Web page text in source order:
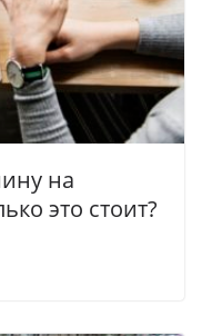
на
это стоит?